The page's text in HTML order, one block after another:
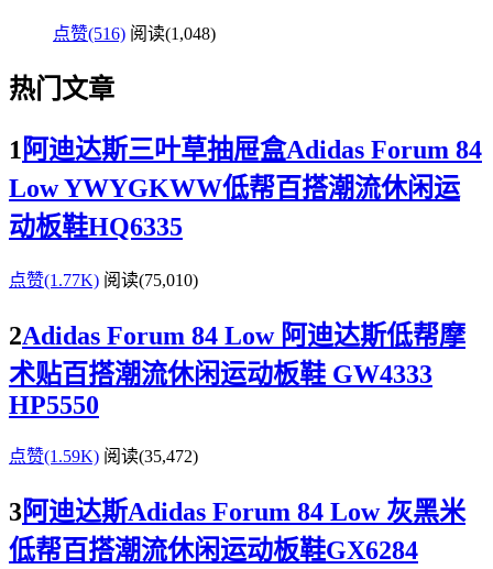
点赞(516) 阅读(1,048)
热门文章
1 阿迪达斯三叶草抽屉盒Adidas Forum 84
Low YWYGKWW低帮百搭潮流休闲运
动板鞋HQ6335
点赞(1.77K) 阅读(75,010)
2Adidas Forum 84 Low 阿迪达斯低帮摩
术贴百搭潮流休闲运动板鞋 GW4333
HP5550
点赞(1.59K) 阅读(35,472)
3阿迪达斯Adidas Forum 84 Low 灰黑米
低帮百搭潮流休闲运动板鞋GX6284